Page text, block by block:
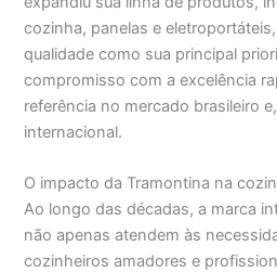
cozinha, panelas e
qualidade como sua principal
compromisso com a excelência
referência no mercado brasileiro
internacional.
O impacto da Tramontina na
Ao longo das décadas, a marca
não apenas atendem às
cozinheiros amadores e